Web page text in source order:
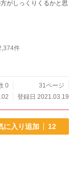
件
0
31ページ
登録日 2021.03.19
に入り追加 12